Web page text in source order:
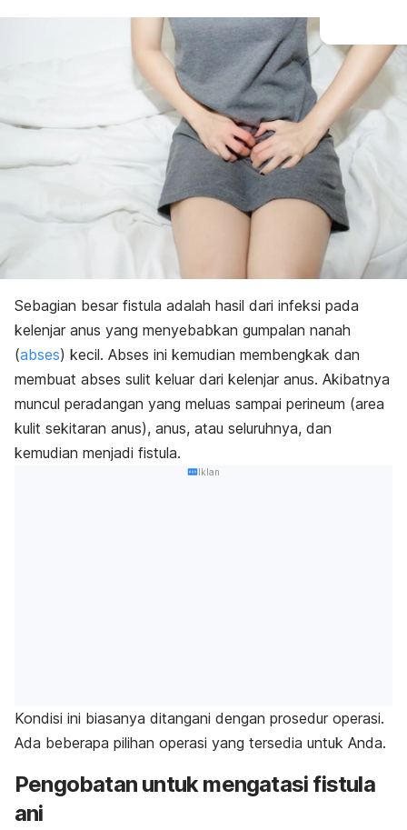
Sebagian besar fistula adalah hasil dari infeksi pada
kelenjar anus yang menyebabkan gumpalan nanah
(abses) kecil. Abses ini kemudian membengkak dan
membuat abses sulit keluar dari kelenjar anus. Akibatnya
muncul peradangan yang meluas sampai perineum (area
kulit sekitaran anus), anus, atau seluruhnya, dan
kemudian menjadi fistula.
Iklan
Kondisi ini biasanya ditangani dengan prosedur operasi.
Ada beberapa pilihan operasi yang tersedia untuk Anda.
Pengobatan untuk mengatasi fistula
ani